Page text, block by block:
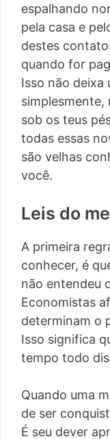
espalhando
pela casa e
destes
quando for
Isso não deixa
sob os teus
todas essas
são velhas
você.
Leis do
A primeira
conhecer, é
não entendeu
Economistas
determinam o
Isso significa
tempo todo
Quando uma
de ser
É seu dever